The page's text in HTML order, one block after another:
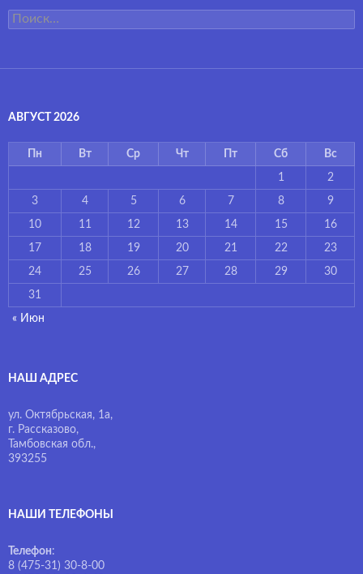
Найти:
АВГУСТ 2026
Пн Вт Ср Чт Пт Сб Вс
1 2
3 4 5 6 7 8 9
10 11 12 13 14 15 16
17 18 19 20 21 22 23
24 25 26 27 28 29 30
31
« Июн
НАШ АДРЕС
ул. Октябрьская, 1а,
г. Рассказово,
Тамбовская обл.,
393255
НАШИ ТЕЛЕФОНЫ
Телефон:
8 (475-31) 30-8-00